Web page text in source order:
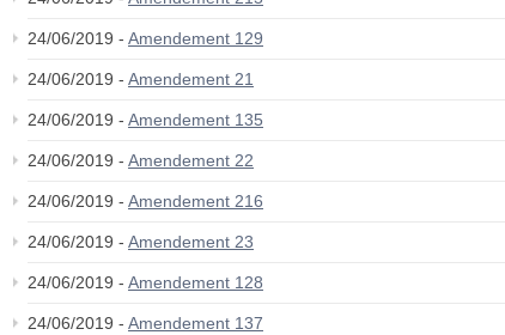
24/06/2019 - Amendement 129
24/06/2019 - Amendement 21
24/06/2019 - Amendement 135
24/06/2019 - Amendement 22
24/06/2019 - Amendement 216
24/06/2019 - Amendement 23
24/06/2019 - Amendement 128
24/06/2019 - Amendement 137